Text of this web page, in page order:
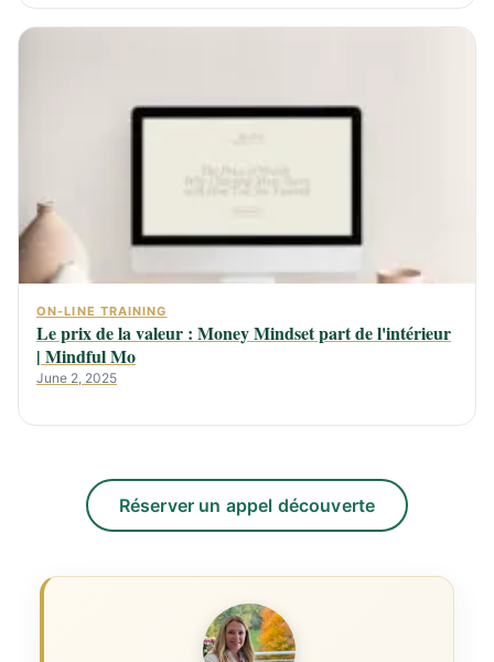
ON-LINE TRAINING
Le prix de la valeur : Money Mindset part de l'intérieur
| Mindful Mo
June 2, 2025
Réserver un appel découverte